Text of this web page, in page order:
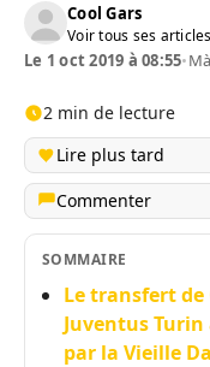
Cool Gars
Voir tous ses articles
Le 1 oct 2019 à 08:55•
2 min de lecture
Lire plus tard
Commenter
SOMMAIRE
Le transfert
Juventus
par la Vieille